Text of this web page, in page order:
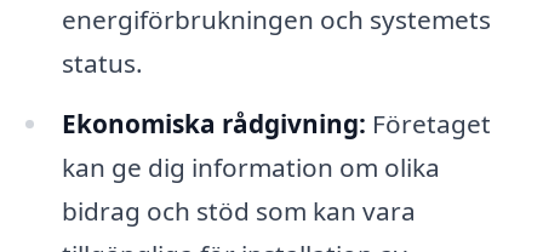
energiförbrukningen och systemets
status.
Ekonomiska rådgivning: Företaget
kan ge dig information om olika
bidrag och stöd som kan vara